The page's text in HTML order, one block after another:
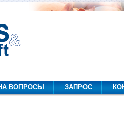
ВОПРОСЫ ЗАПРОС